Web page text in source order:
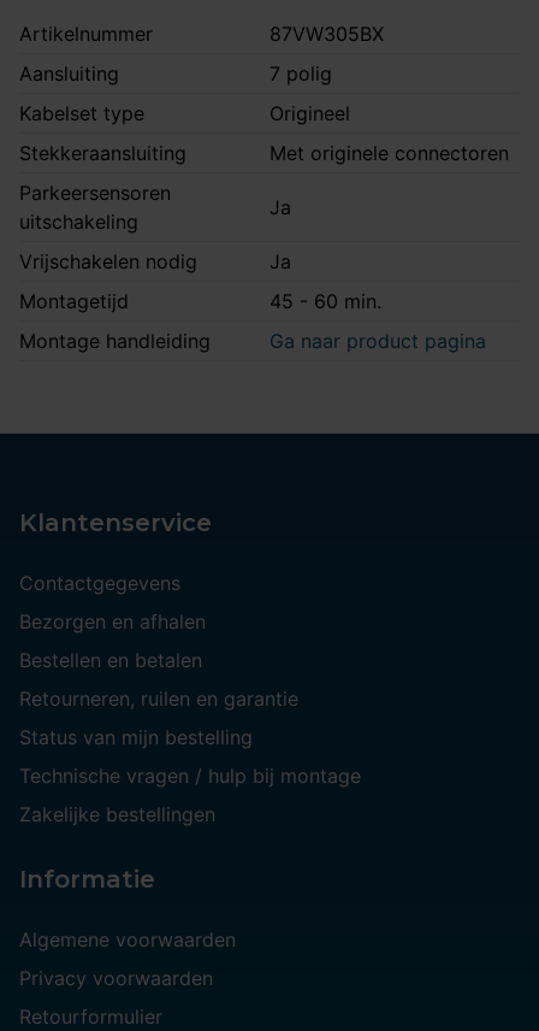
Artikelnummer
87VW305BX
Aansluiting
7 polig
Kabelset type
Origineel
Stekkeraansluiting
Met originele connectoren
Parkeersensoren
uitschakeling
Ja
Vrijschakelen nodig
Ja
Montagetijd
45 - 60 min.
Montage handleiding
Ga naar product pagina
Klantenservice
Contactgegevens
Bezorgen en afhalen
Bestellen en betalen
Retourneren, ruilen en garantie
Status van mijn bestelling
Technische vragen / hulp bij montage
Zakelijke bestellingen
Informatie
Algemene voorwaarden
Privacy voorwaarden
Retourformulier